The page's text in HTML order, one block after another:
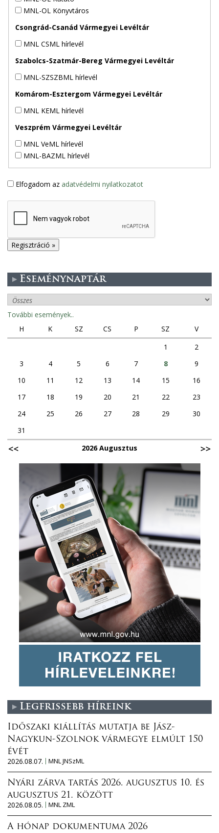
MNL-OL Könyvtáros
Csongrád-Csanád Vármegyei Levéltár
MNL CSML hírlevél
Szabolcs-Szatmár-Bereg Vármegyei Levéltár
MNL-SZSZBML hírlevél
Komárom-Esztergom Vármegyei Levéltár
MNL KEML hírlevél
Veszprém Vármegyei Levéltár
MNL VeML hírlevél
MNL-BAZML hírlevél
Elfogadom az adatvédelmi nyilatkozatot
Eseménynaptár
További események..
H
K SZ CS P SZ
V
1
2
3
4 5 6 7 8
9
10
11 12 13 14 15
16
17
18 19 20 21 22
23
24
25 26 27 28 29
30
31
2026 Augusztus
Legfrissebb híreink
Időszaki kiállítás mutatja be Jász-
Nagykun-Szolnok vármegye elmúlt 150
évét
2026.08.07.
MNL JNSzML
Nyári zárva tartás 2026. augusztus 10. és
augusztus 21. között
2026.08.05.
MNL ZML
A hónap dokumentuma 2026